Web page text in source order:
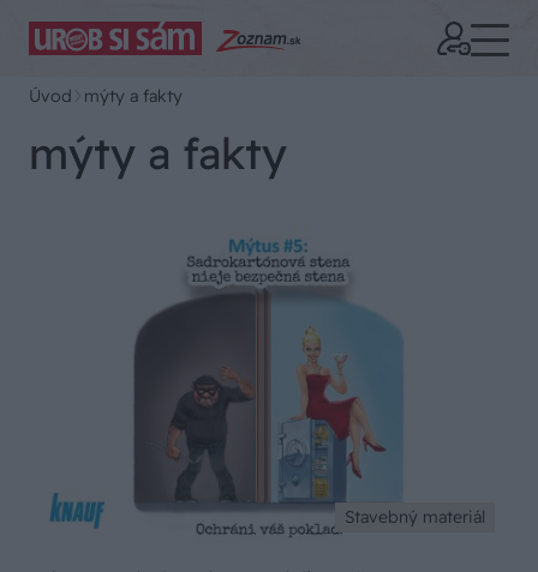
Úvod mýty a fakty
mýty a fakty
Stavebný materiál